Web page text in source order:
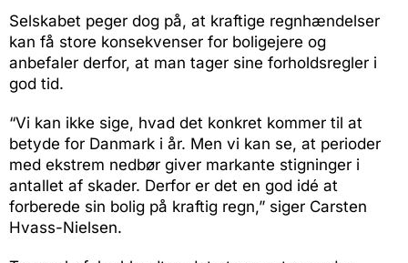
Selskabet peger dog på, at kraftige regnhændelser
kan få store konsekvenser for boligejere og
anbefaler derfor, at man tager sine forholdsregler i
god tid.
“Vi kan ikke sige, hvad det konkret kommer til at
betyde for Danmark i år. Men vi kan se, at perioder
med ekstrem nedbør giver markante stigninger i
antallet af skader. Derfor er det en god idé at
forberede sin bolig på kraftig regn,” siger Carsten
Hvass-Nielsen.